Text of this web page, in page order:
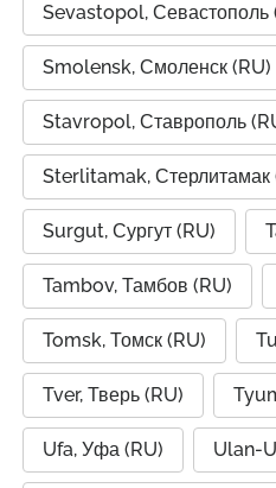
Sevastopol, Севастополь
Smolensk, Смоленск (RU)
Stavropol, Ставрополь
Sterlitamak, Стерлитамак
Surgut, Сургут (RU)
Tambov, Тамбов (RU)
Tomsk, Томск (RU)
Tver, Тверь (RU)
Ufa, Уфа (RU) Ulan-